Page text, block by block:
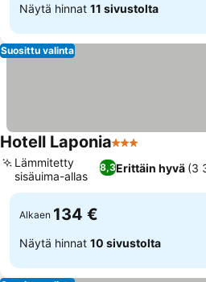
Näytä hinnat 11 sivustolta
Suosittu valinta
Hotell Laponia3 Tähtiluokitus
8,3Erittäin hyvä (3
Lämmitetty
sisäuima-allas
Alkaen 134 €
Näytä hinnat 10 sivustolta